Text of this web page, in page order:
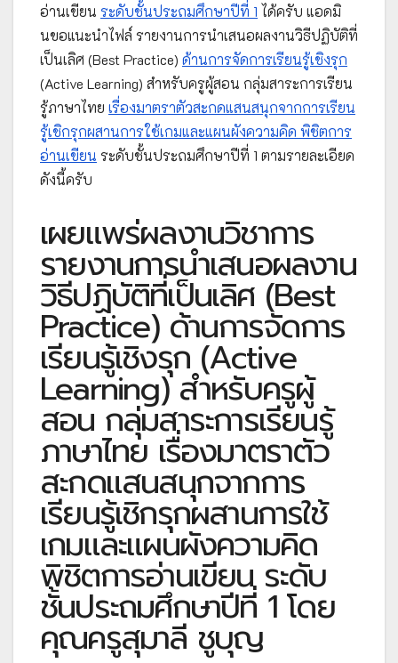
อ่านเขียน ระดับชั้นประถมศึกษาปีที่ 1 ได้ครับ แอดมิ
นขอแนะนำไฟล์ รายงานการนำเสนอผลงานวิธีปฏิบัติที่
เป็นเลิศ (Best Practice) ด้านการจัดการเรียนรู้เชิงรุก
(Active Learning) สำหรับครูผู้สอน กลุ่มสาระการเรียน
รู้ภาษาไทย เรื่องมาตราตัวสะกดแสนสนุกจากการเรียน
รู้เชิกรุกผสานการใช้เกมและแผนผังความคิด พิชิตการ
อ่านเขียน ระดับชั้นประถมศึกษาปีที่ 1 ตามรายละเอียด
ดังนี้ครับ
เผยแพร่ผลงานวิชาการ
รายงานการนำเสนอผลงาน
วิธีปฏิบัติที่เป็นเลิศ (Best
Practice) ด้านการจัดการ
เรียนรู้เชิงรุก (Active
Learning) สำหรับครูผู้
สอน กลุ่มสาระการเรียนรู้
ภาษาไทย เรื่องมาตราตัว
สะกดแสนสนุกจากการ
เรียนรู้เชิกรุกผสานการใช้
เกมและแผนผังความคิด
พิชิตการอ่านเขียน ระดับ
ชั้นประถมศึกษาปีที่ 1 โดย
คุณครูสุมาลี ชูบุญ